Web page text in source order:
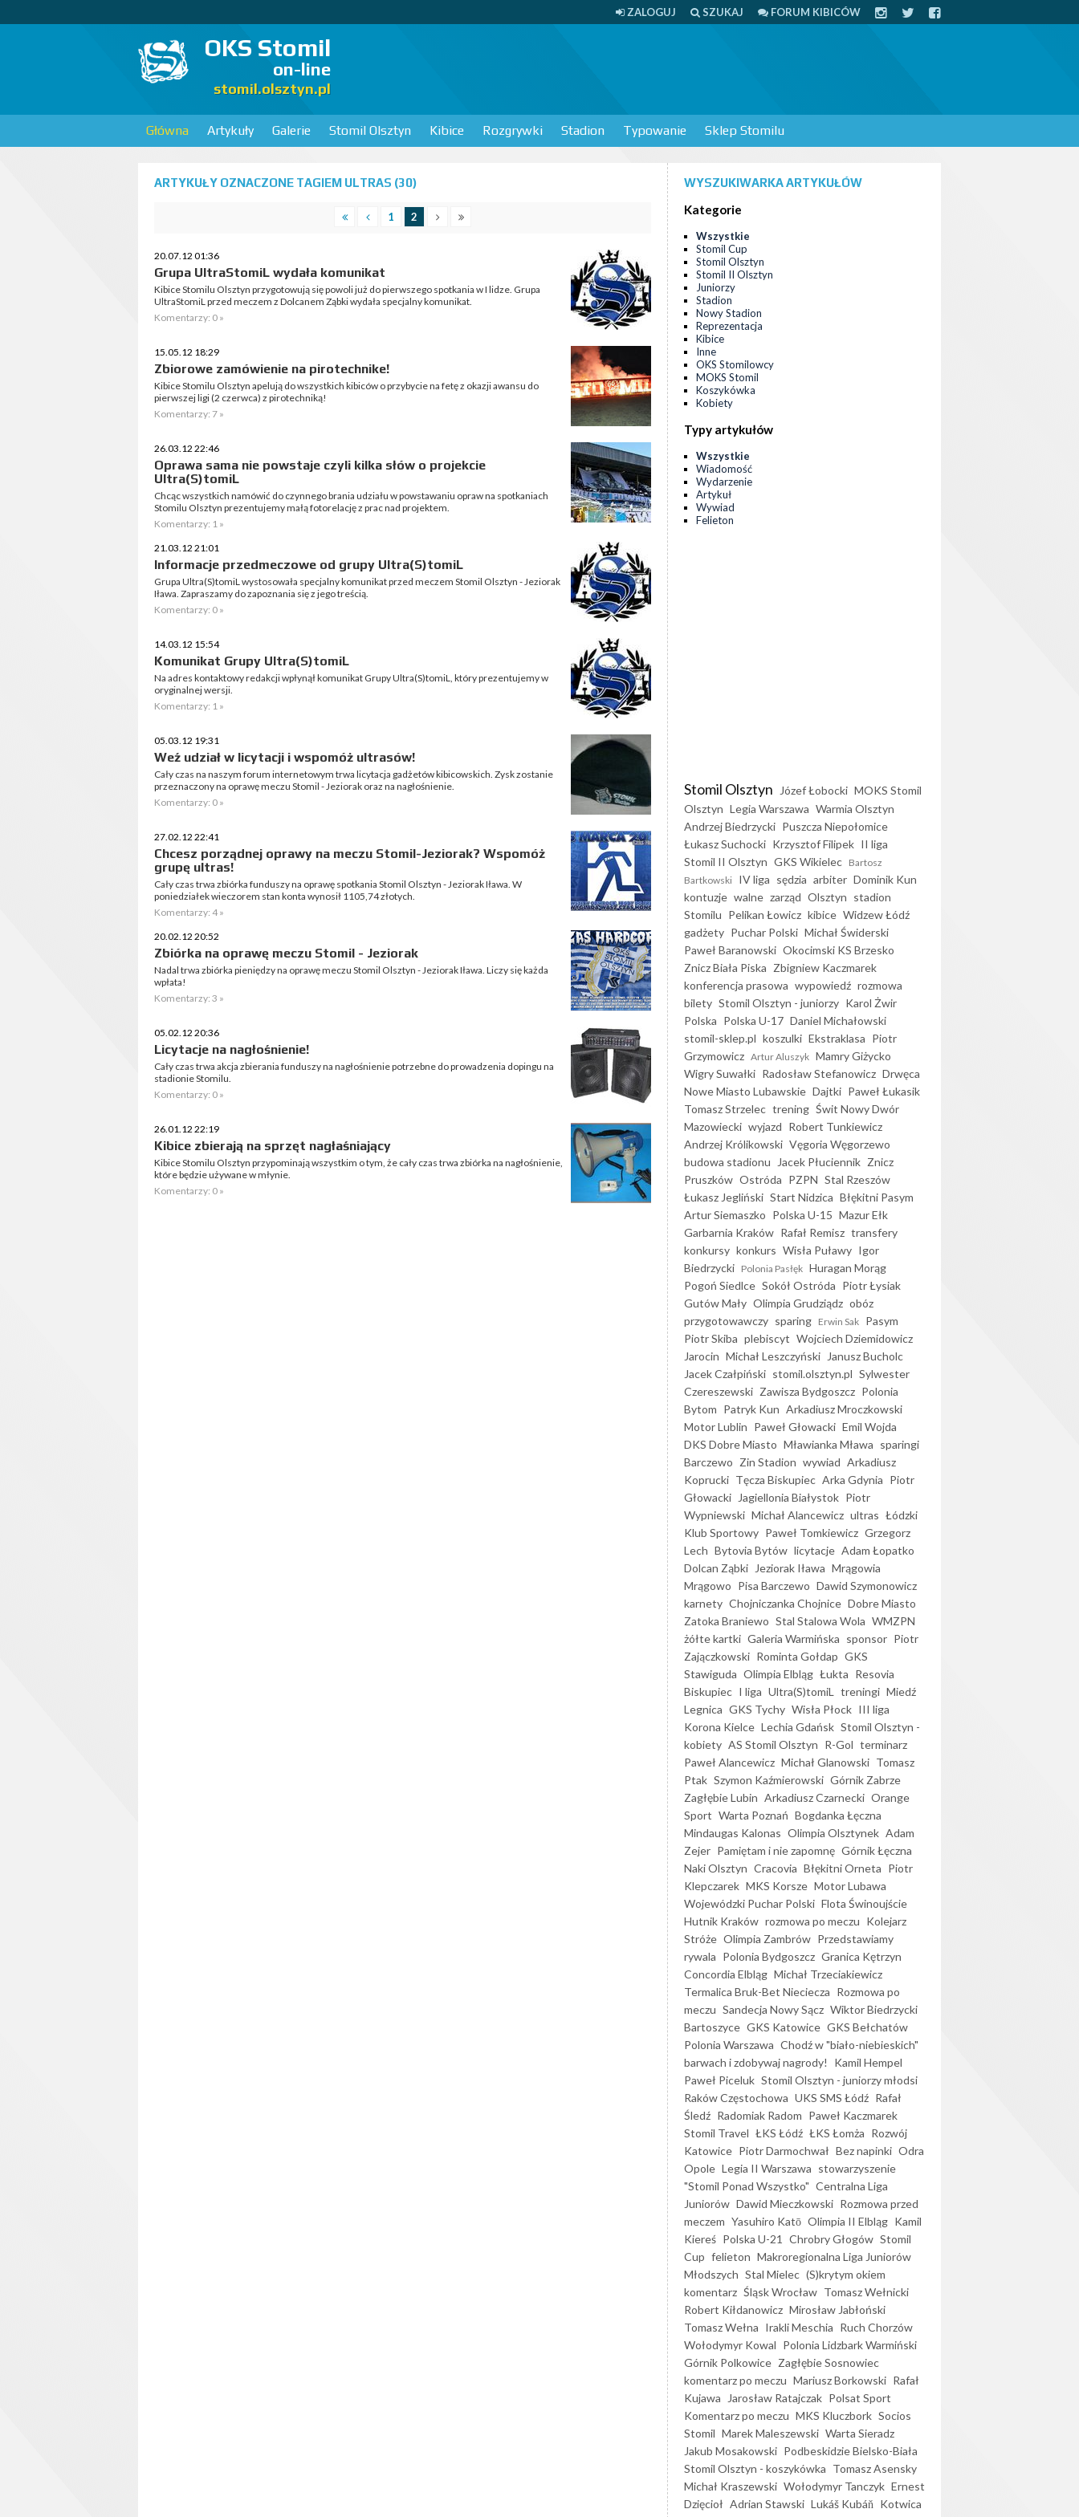
ZALOGUJ SZUKAJ FORUM KIBICÓW
OKS Stomil
on-line
stomil.olsztyn.pl
Główna Artykuły Galerie Stomil Olsztyn Kibice Rozgrywki Stadion Typowanie Sklep Stomilu
ARTYKUŁY OZNACZONE TAGIEM ULTRAS (30)
1 2
20.07.12 01:36
Grupa UltraStomiL wydała komunikat
Kibice Stomilu Olsztyn przygotowują się powoli już do pierwszego spotkania w I lidze. Grupa
UltraStomiL przed meczem z Dolcanem Ząbki wydała specjalny komunikat.
Komentarzy: 0 »
15.05.12 18:29
Zbiorowe zamówienie na pirotechnike!
Kibice Stomilu Olsztyn apelują do wszystkich kibiców o przybycie na fetę z okazji awansu do
pierwszej ligi (2 czerwca) z pirotechniką!
Komentarzy: 7 »
26.03.12 22:46
Oprawa sama nie powstaje czyli kilka słów o projekcie
Ultra(S)tomiL
Chcąc wszystkich namówić do czynnego brania udziału w powstawaniu opraw na spotkaniach
Stomilu Olsztyn prezentujemy małą fotorelację z prac nad projektem.
Komentarzy: 1 »
21.03.12 21:01
Informacje przedmeczowe od grupy Ultra(S)tomiL
Grupa Ultra(S)tomiL wystosowała specjalny komunikat przed meczem Stomil Olsztyn - Jeziorak
Iława. Zapraszamy do zapoznania się z jego treścią.
Komentarzy: 0 »
14.03.12 15:54
Komunikat Grupy Ultra(S)tomiL
Na adres kontaktowy redakcji wpłynął komunikat Grupy Ultra(S)tomiL, który prezentujemy w
oryginalnej wersji.
Komentarzy: 1 »
05.03.12 19:31
Weź udział w licytacji i wspomóż ultrasów!
Cały czas na naszym forum internetowym trwa licytacja gadżetów kibicowskich. Zysk zostanie
przeznaczony na oprawę meczu Stomil - Jeziorak oraz na nagłośnienie.
Komentarzy: 0 »
27.02.12 22:41
Chcesz porządnej oprawy na meczu Stomil-Jeziorak? Wspomóż
grupę ultras!
Cały czas trwa zbiórka funduszy na oprawę spotkania Stomil Olsztyn - Jeziorak Iława. W
poniedziałek wieczorem stan konta wynosił 1105,74 złotych.
Komentarzy: 4 »
20.02.12 20:52
Zbiórka na oprawę meczu Stomil - Jeziorak
Nadal trwa zbiórka pieniędzy na oprawę meczu Stomil Olsztyn - Jeziorak Iława. Liczy się każda
wpłata!
Komentarzy: 3 »
05.02.12 20:36
Licytacje na nagłośnienie!
Cały czas trwa akcja zbierania funduszy na nagłośnienie potrzebne do prowadzenia dopingu na
stadionie Stomilu.
Komentarzy: 0 »
26.01.12 22:19
Kibice zbierają na sprzęt nagłaśniający
Kibice Stomilu Olsztyn przypominają wszystkim o tym, że cały czas trwa zbiórka na nagłośnienie,
które będzie używane w młynie.
Komentarzy: 0 »
WYSZUKIWARKA ARTYKUŁÓW
Kategorie
Wszystkie
Stomil Cup
Stomil Olsztyn
Stomil II Olsztyn
Juniorzy
Stadion
Nowy Stadion
Reprezentacja
Kibice
Inne
OKS Stomilowcy
MOKS Stomil
Koszykówka
Kobiety
Typy artykułów
Wszystkie
Wiadomość
Wydarzenie
Artykuł
Wywiad
Felieton
Stomil Olsztyn Józef Łobocki MOKS Stomil
Olsztyn Legia Warszawa Warmia Olsztyn
Andrzej Biedrzycki Puszcza Niepołomice
Łukasz Suchocki Krzysztof Filipek II liga
Stomil II Olsztyn GKS Wikielec Bartosz
Bartkowski IV liga sędzia arbiter Dominik Kun
kontuzje walne zarząd Olsztyn stadion
Stomilu Pelikan Łowicz kibice Widzew Łódź
gadżety Puchar Polski Michał Świderski
Paweł Baranowski Okocimski KS Brzesko
Znicz Biała Piska Zbigniew Kaczmarek
konferencja prasowa wypowiedź rozmowa
bilety Stomil Olsztyn - juniorzy Karol Żwir
Polska Polska U-17 Daniel Michałowski
stomil-sklep.pl koszulki Ekstraklasa Piotr
Grzymowicz Artur Aluszyk Mamry Giżycko
Wigry Suwałki Radosław Stefanowicz Drwęca
Nowe Miasto Lubawskie Dajtki Paweł Łukasik
Tomasz Strzelec trening Świt Nowy Dwór
Mazowiecki wyjazd Robert Tunkiewicz
Andrzej Królikowski Vęgoria Węgorzewo
budowa stadionu
Jacek Płuciennik Znicz
Pruszków Ostróda PZPN Stal Rzeszów
Łukasz Jegliński Start Nidzica Błękitni Pasym
Artur Siemaszko Polska U-15 Mazur Ełk
Garbarnia Kraków Rafał Remisz transfery
konkursy konkurs Wisła Puławy Igor
Biedrzycki Polonia Pasłęk Huragan Morąg
Pogoń Siedlce Sokół Ostróda Piotr Łysiak
Gutów Mały Olimpia Grudziądz obóz
przygotowawczy sparing Erwin Sak Pasym
Piotr Skiba plebiscyt Wojciech Dziemidowicz
Jarocin Michał Leszczyński
Janusz Bucholc
Jacek Czałpiński stomil.olsztyn.pl Sylwester
Czereszewski Zawisza Bydgoszcz Polonia
Bytom Patryk Kun Arkadiusz Mroczkowski
Motor Lublin Paweł Głowacki Emil Wojda
DKS Dobre Miasto Mławianka Mława sparingi
Barczewo Zin Stadion wywiad Arkadiusz
Koprucki Tęcza Biskupiec Arka Gdynia Piotr
Głowacki
Jagiellonia Białystok Piotr
Wypniewski Michał Alancewicz ultras Łódzki
Klub Sportowy Paweł Tomkiewicz Grzegorz
Lech Bytovia Bytów licytacje Adam Łopatko
Dolcan Ząbki
Jeziorak Iława Mrągowia
Mrągowo Pisa Barczewo Dawid Szymonowicz
karnety Chojniczanka Chojnice Dobre Miasto
Zatoka Braniewo Stal Stalowa Wola WMZPN
żółte kartki Galeria Warmińska sponsor Piotr
Zajączkowski Rominta Gołdap GKS
Stawiguda Olimpia Elbląg Łukta Resovia
Biskupiec I liga Ultra(S)tomiL treningi Miedź
Legnica GKS Tychy Wisła Płock III liga
Korona Kielce Lechia Gdańsk Stomil Olsztyn -
kobiety AS Stomil Olsztyn R-Gol terminarz
Paweł Alancewicz Michał Glanowski Tomasz
Ptak Szymon Kaźmierowski Górnik Zabrze
Zagłębie Lubin Arkadiusz Czarnecki Orange
Sport Warta Poznań Bogdanka Łęczna
Mindaugas Kalonas Olimpia Olsztynek Adam
Zejer Pamiętam i nie zapomnę Górnik Łęczna
Naki Olsztyn Cracovia Błękitni Orneta Piotr
Klepczarek MKS Korsze Motor Lubawa
Wojewódzki Puchar Polski Flota Świnoujście
Hutnik Kraków rozmowa po meczu Kolejarz
Stróże Olimpia Zambrów Przedstawiamy
rywala Polonia Bydgoszcz Granica Kętrzyn
Concordia Elbląg Michał Trzeciakiewicz
Termalica Bruk-Bet Nieciecza Rozmowa po
meczu Sandecja Nowy Sącz Wiktor Biedrzycki
Bartoszyce GKS Katowice GKS Bełchatów
Polonia Warszawa Chodź w "biało-niebieskich"
barwach i zdobywaj nagrody!
Kamil Hempel
Paweł Piceluk Stomil Olsztyn - juniorzy młodsi
Raków Częstochowa UKS SMS Łódź Rafał
Śledź Radomiak Radom Paweł Kaczmarek
Stomil Travel ŁKS Łódź ŁKS Łomża Rozwój
Katowice Piotr Darmochwał Bez napinki Odra
Opole Legia II Warszawa stowarzyszenie
"Stomil Ponad Wszystko" Centralna Liga
Juniorów Dawid Mieczkowski Rozmowa przed
meczem Yasuhiro Katō Olimpia II Elbląg Kamil
Kiereś Polska U-21 Chrobry Głogów Stomil
Cup felieton Makroregionalna Liga Juniorów
Młodszych Stal Mielec (S)krytym okiem
komentarz Śląsk Wrocław Tomasz Wełnicki
Robert Kiłdanowicz Mirosław Jabłoński
Tomasz Wełna Irakli Meschia Ruch Chorzów
Wołodymyr Kowal Polonia Lidzbark Warmiński
Górnik Polkowice Zagłębie Sosnowiec
komentarz po meczu Mariusz Borkowski Rafał
Kujawa
Jarosław Ratajczak Polsat Sport
Komentarz po meczu MKS Kluczbork Socios
Stomil Marek Maleszewski Warta Sieradz
Jakub Mosakowski Podbeskidzie Bielsko-Biała
Stomil Olsztyn - koszykówka Tomasz Asensky
Michał Kraszewski Wołodymyr Tanczyk Ernest
Dzięcioł Adrian Stawski Lukáš Kubáň Kotwica